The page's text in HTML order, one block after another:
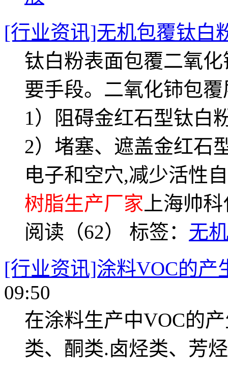
[行业资讯]无机包覆钛白
钛白粉表面包覆二氧
要手段。二氧化铈包
1）阻碍金红石型钛白
2）堵塞、遮盖金红石
电子和空穴,减少活性
树脂生产厂家 上海帅
阅读（62） 标签： 无
[行业资讯]涂料VOC的产
09:50
在涂料生产中VOC的
类、酮类.卤烃类、芳